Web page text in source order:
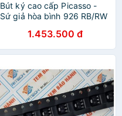
Bút ký cao cấp Picasso -
Sứ giả hòa bình 926 RB/RW
1.453.500 đ